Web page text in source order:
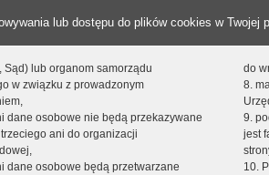
lub dostępu do plików cookies w Twojej
Sąd) lub organom samorządu
w związku z prowadzonym
dane osobowe nie będą przekazywane
ani do organizacji
dane osobowe będą przetwarzane
do
8.
9.
jest
10.